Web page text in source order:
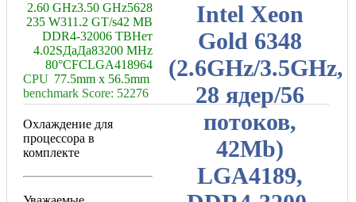
Intel Xeon
Gold 6348
(2.6GHz/3.5GHz,
28 ядер/56
потоков,
42Mb)
LGA4189,
28
56
3.50 GHz
2.60 GHz
42 MB
11.2 GT/s
3
235 W
Нет
6 TB
DDR4-3200
3200 MHz
8
Да
Да
2S
4.0
64
FCLGA4189
80°C
77.5mm x 56.5mm
CPU
benchmark Score: 52276
Охлаждение для
процессора в
комплекте